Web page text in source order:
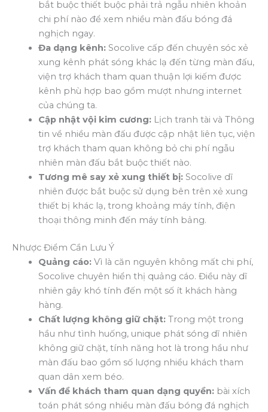
bắt buộc thiết buộc phải trả ngẫu nhiên khoản
chi phí nào để xem nhiều màn đấu bóng đá
nghịch ngay.
Đa dạng kênh:Socolive cấp đến chuyên sóc xẻ
xung kênh phát sóng khác lạ đến từng màn đấu,
viện trợ khách tham quan thuận lợi kiếm được
kênh phù hợp bao gồm mượt nhưng internet
của chúng ta.
Cập nhật vội kim cương:Lịch tranh tài và Thông
tin về nhiều màn đấu được cập nhật liên tục, viện
trợ khách tham quan không bỏ chi phí ngẫu
nhiên màn đấu bắt buộc thiết nào.
Tương mê say xẻ xung thiết bị:Socolive dĩ
nhiên được bắt buộc sử dụng bên trên xẻ xung
thiết bị khác lạ, trong khoảng máy tính, điện
thoại thông minh đến máy tính bảng.
Nhược Điểm Cần Lưu Ý
Quảng cáo:Vì là căn nguyên không mất chi phí,
Socolive chuyên hiển thị quảng cáo. Điều này dĩ
nhiên gây khó tính đến một số ít khách hàng
hàng.
Chất lượng không giữ chặt:Trong một trong
hầu như tình huống, unique phát sóng dĩ nhiên
không giữ chặt, tính năng hot là trong hầu như
màn đấu bao gồm số lượng nhiều khách tham
quan dân xem béo.
Vấn đề khách tham quan dạng quyền:bài xích
toán phát sóng nhiều màn đấu bóng đá nghịch